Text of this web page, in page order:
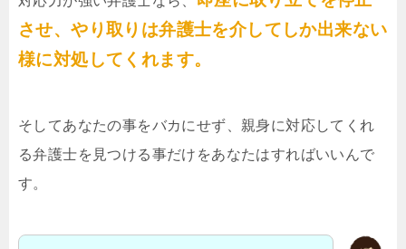
させ、やり取りは弁護士を介してしか出来ない
様に対処してくれます。
そしてあなたの事をバカにせず、親身に対応してくれ
る弁護士を見つける事だけをあなたはすればいいんで
す。